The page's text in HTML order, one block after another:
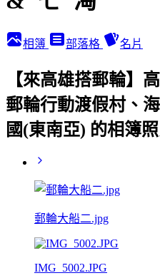
相簿 部落格 名片
【來高雄搭郵輪】
郵輪行動渡假村、
國(東南亞) 的相簿照
郵輪大船二.jpg
IMG_5002.JPG